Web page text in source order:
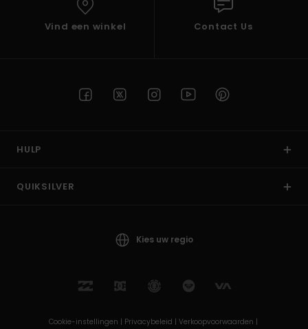
Vind een winkel Contact Us
HULP
QUIKSILVER
Kies uw regio
Cookie-instellingen | Privacybeleid | Verkoopvoorwaarden |